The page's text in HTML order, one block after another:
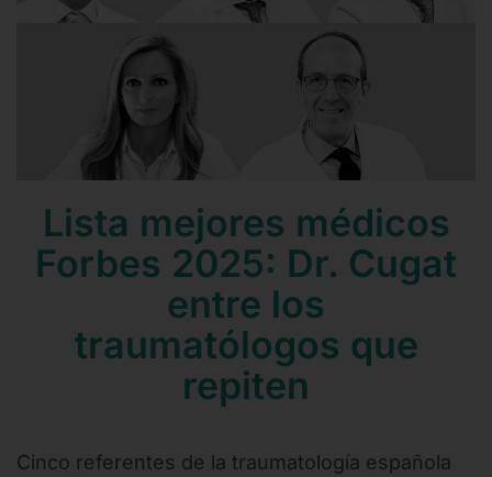
Teléfono
Lista mejores médicos
Forbes 2025: Dr. Cugat
entre los
traumatólogos que
repiten
Cinco referentes de la traumatología española